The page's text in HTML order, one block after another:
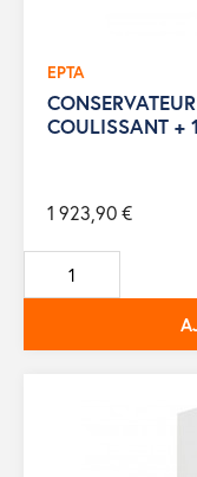
EPTA
COULISSANT +
1 923,90 €